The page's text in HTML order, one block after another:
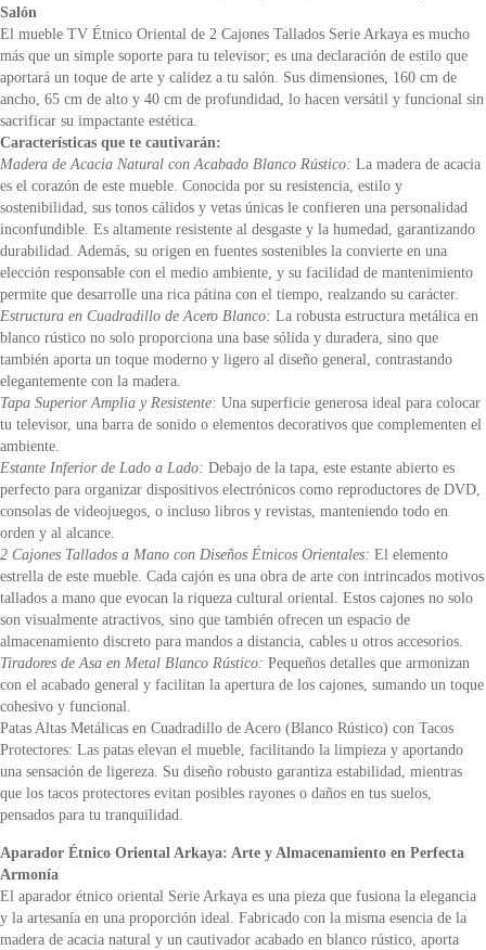
Salón
El mueble TV Étnico Oriental de 2 Cajones Tallados Serie Arkaya es mucho
más que un simple soporte para tu televisor; es una declaración de estilo que
aportará un toque de arte y calidez a tu salón. Sus dimensiones, 160 cm de
ancho, 65 cm de alto y 40 cm de profundidad, lo hacen versátil y funcional sin
sacrificar su impactante estética.
Características que te cautivarán:
Madera de Acacia Natural con Acabado Blanco Rústico: La madera de acacia
es el corazón de este mueble. Conocida por su resistencia, estilo y
sostenibilidad, sus tonos cálidos y vetas únicas le confieren una personalidad
inconfundible. Es altamente resistente al desgaste y la humedad, garantizando
durabilidad. Además, su origen en fuentes sostenibles la convierte en una
elección responsable con el medio ambiente, y su facilidad de mantenimiento
permite que desarrolle una rica pátina con el tiempo, realzando su carácter.
Estructura en Cuadradillo de Acero Blanco: La robusta estructura metálica en
blanco rústico no solo proporciona una base sólida y duradera, sino que
también aporta un toque moderno y ligero al diseño general, contrastando
elegantemente con la madera.
Tapa Superior Amplia y Resistente: Una superficie generosa ideal para colocar
tu televisor, una barra de sonido o elementos decorativos que complementen el
ambiente.
Estante Inferior de Lado a Lado: Debajo de la tapa, este estante abierto es
perfecto para organizar dispositivos electrónicos como reproductores de DVD,
consolas de videojuegos, o incluso libros y revistas, manteniendo todo en
orden y al alcance.
2 Cajones Tallados a Mano con Diseños Étnicos Orientales: El elemento
estrella de este mueble. Cada cajón es una obra de arte con intrincados motivos
tallados a mano que evocan la riqueza cultural oriental. Estos cajones no solo
son visualmente atractivos, sino que también ofrecen un espacio de
almacenamiento discreto para mandos a distancia, cables u otros accesorios.
Tiradores de Asa en Metal Blanco Rústico: Pequeños detalles que armonizan
con el acabado general y facilitan la apertura de los cajones, sumando un toque
cohesivo y funcional.
Patas Altas Metálicas en Cuadradillo de Acero (Blanco Rústico) con Tacos
Protectores: Las patas elevan el mueble, facilitando la limpieza y aportando
una sensación de ligereza. Su diseño robusto garantiza estabilidad, mientras
que los tacos protectores evitan posibles rayones o daños en tus suelos,
pensados para tu tranquilidad.
Aparador Étnico Oriental Arkaya: Arte y Almacenamiento en Perfecta
Armonía
El aparador étnico oriental Serie Arkaya es una pieza que fusiona la elegancia
y la artesanía en una proporción ideal. Fabricado con la misma esencia de la
madera de acacia natural y un cautivador acabado en blanco rústico, aporta